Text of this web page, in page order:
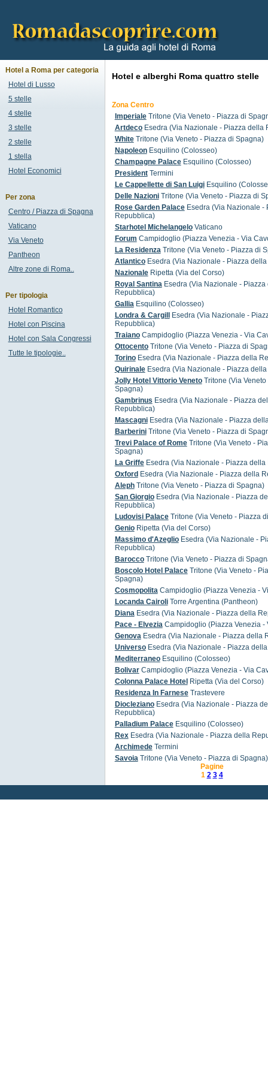
Hotel e alberghi Roma quattro stelle
Zona Centro
ImperialeTritone (Via Veneto - Piazza di
ArtdecoEsedra (Via Nazionale - Piazza della
WhiteTritone (Via Veneto - Piazza di Spagna)
NapoleonEsquilino (Colosseo)
Champagne PalaceEsquilino (Colosseo)
PresidentTermini
Le Cappellette di San LuigiEsquilino
Delle NazioniTritone (Via Veneto - Piazza di
Rose Garden PalaceEsedra (Via Nazionale -
Repubblica)
Starhotel MichelangeloVaticano
Forum Campidoglio (Piazza Venezia - Via
La ResidenzaTritone (Via Veneto - Piazza di
AtlanticoEsedra (Via Nazionale - Piazza
NazionaleRipetta (Via del Corso)
Royal SantinaEsedra (Via Nazionale - Piazza
Repubblica)
GalliaEsquilino (Colosseo)
Londra & Cargill
Esedra (Via Nazionale -
Repubblica)
TraianoCampidoglio (Piazza Venezia - Via
OttocentoTritone (Via Veneto - Piazza di
TorinoEsedra (Via Nazionale - Piazza della
QuirinaleEsedra (Via Nazionale - Piazza
Jolly Hotel Vittorio VenetoTritone (Via Veneto
Spagna)
Gambrinus Esedra (Via Nazionale - Piazza
Repubblica)
MascagniEsedra (Via Nazionale - Piazza
BarberiniTritone (Via Veneto - Piazza di
Trevi Palace of RomeTritone (Via Veneto -
Spagna)
La GriffeEsedra (Via Nazionale - Piazza della
Oxford Esedra (Via Nazionale - Piazza della
AlephTritone (Via Veneto - Piazza di Spagna)
San GiorgioEsedra (Via Nazionale - Piazza
Repubblica)
Ludovisi PalaceTritone (Via Veneto - Piazza
GenioRipetta (Via del Corso)
Massimo d'AzeglioEsedra (Via Nazionale -
Repubblica)
BaroccoTritone (Via Veneto - Piazza di
Boscolo Hotel PalaceTritone (Via Veneto -
Spagna)
CosmopolitaCampidoglio (Piazza Venezia -
Locanda CairoliTorre Argentina (Pantheon)
DianaEsedra (Via Nazionale - Piazza della
Pace - ElveziaCampidoglio (Piazza Venezia -
GenovaEsedra (Via Nazionale - Piazza della
UniversoEsedra (Via Nazionale - Piazza
MediterraneoEsquilino (Colosseo)
BolivarCampidoglio (Piazza Venezia - Via
Colonna Palace Hotel Ripetta (Via del Corso)
Residenza In FarneseTrastevere
DioclezianoEsedra (Via Nazionale - Piazza
Repubblica)
Palladium PalaceEsquilino (Colosseo)
RexEsedra (Via Nazionale - Piazza della
ArchimedeTermini
SavoiaTritone (Via Veneto - Piazza di Spagna)
Pagine
1 2 3 4
Hotel a Roma per categoria
Hotel di Lusso
5 stelle
4 stelle
3 stelle
2 stelle
1 stella
Hotel Economici
Per zona
Centro / Piazza di Spagna
Vaticano
Via Veneto
Pantheon
Altre zone di Roma..
Per tipologia
Hotel Romantico
Hotel con Piscina
Hotel con Sala Congressi
Tutte le tipologie..